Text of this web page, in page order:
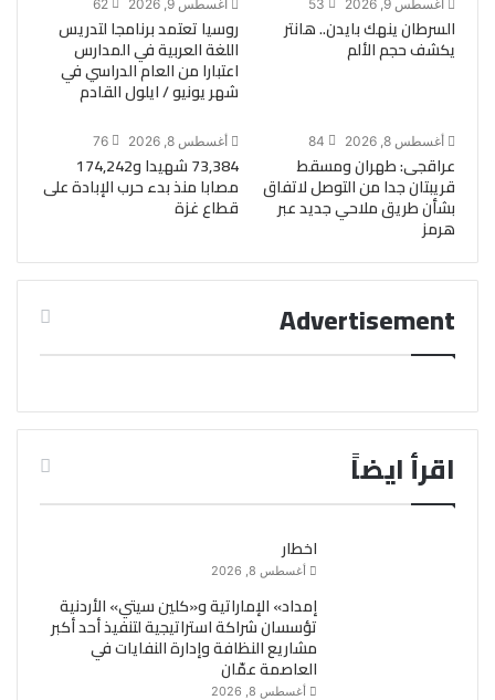
أغسطس 9, 2026 53
السرطان ينهك بايدن.. هانتر
يكشف حجم الألم
أغسطس 9, 2026 62
روسيا تعتمد برنامجا لتدريس
اللغة العربية في المدارس
اعتبارا من العام الدراسي في
شهر يونيو / ايلول القادم
أغسطس 8, 2026 84
عراقجى: طهران ومسقط
قريبتان جدا من التوصل لاتفاق
بشأن طريق ملاحي جديد عبر
هرمز
أغسطس 8, 2026 76
73,384 شهيدا و174,242
مصابا منذ بدء حرب الإبادة على
قطاع غزة
Advertisement
اقرأ ايضاً
اخطار
أغسطس 8, 2026
إمداد» الإماراتية و«كلين سيتي» الأردنية
تؤسسان شراكة استراتيجية لتنفيذ أحد أكبر
مشاريع النظافة وإدارة النفايات في
العاصمة عمّان
أغسطس 8, 2026